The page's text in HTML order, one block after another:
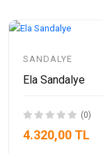
SANDALYE
Ela Sandalye
(0)
4.320,00 TL